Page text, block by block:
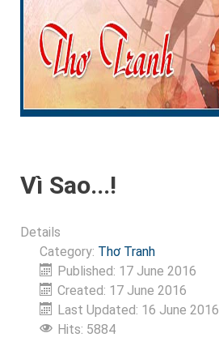
Vì Sao...!
Details
Category: Thơ Tranh
Published: 17 June 2016
Created: 17 June 2016
Last Updated: 16 June 2016
Hits: 5884